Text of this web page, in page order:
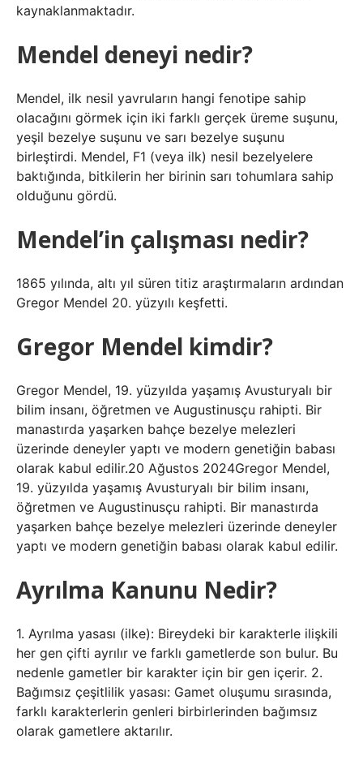
kaynaklanmaktadır.
Mendel deneyi nedir?
Mendel, ilk nesil yavruların hangi fenotipe sahip
olacağını görmek için iki farklı gerçek üreme suşunu,
yeşil bezelye suşunu ve sarı bezelye suşunu
birleştirdi. Mendel, F1 (veya ilk) nesil bezelyelere
baktığında, bitkilerin her birinin sarı tohumlara sahip
olduğunu gördü.
Mendel’in çalışması nedir?
1865 yılında, altı yıl süren titiz araştırmaların ardından
Gregor Mendel 20. yüzyılı keşfetti.
Gregor Mendel kimdir?
Gregor Mendel, 19. yüzyılda yaşamış Avusturyalı bir
bilim insanı, öğretmen ve Augustinusçu rahipti. Bir
manastırda yaşarken bahçe bezelye melezleri
üzerinde deneyler yaptı ve modern genetiğin babası
olarak kabul edilir.20 Ağustos 2024Gregor Mendel,
19. yüzyılda yaşamış Avusturyalı bir bilim insanı,
öğretmen ve Augustinusçu rahipti. Bir manastırda
yaşarken bahçe bezelye melezleri üzerinde deneyler
yaptı ve modern genetiğin babası olarak kabul edilir.
Ayrılma Kanunu Nedir?
1. Ayrılma yasası (ilke): Bireydeki bir karakterle ilişkili
her gen çifti ayrılır ve farklı gametlerde son bulur. Bu
nedenle gametler bir karakter için bir gen içerir. 2.
Bağımsız çeşitlilik yasası: Gamet oluşumu sırasında,
farklı karakterlerin genleri birbirlerinden bağımsız
olarak gametlere aktarılır.